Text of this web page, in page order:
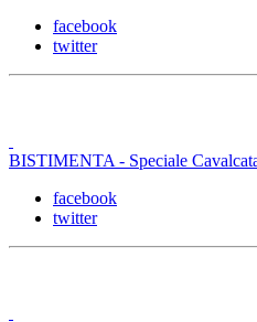
facebook
twitter
BISTIMENTA - Speciale
facebook
twitter